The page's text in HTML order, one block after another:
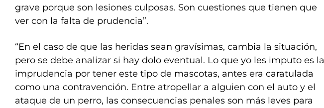
grave porque son lesiones culposas. Son cuestiones que tienen que
ver con la falta de prudencia”.
“En el caso de que las heridas sean gravísimas, cambia la situación,
pero se debe analizar si hay dolo eventual. Lo que yo les imputo es la
imprudencia por tener este tipo de mascotas, antes era caratulada
como una contravención. Entre atropellar a alguien con el auto y el
ataque de un perro, las consecuencias penales son más leves para